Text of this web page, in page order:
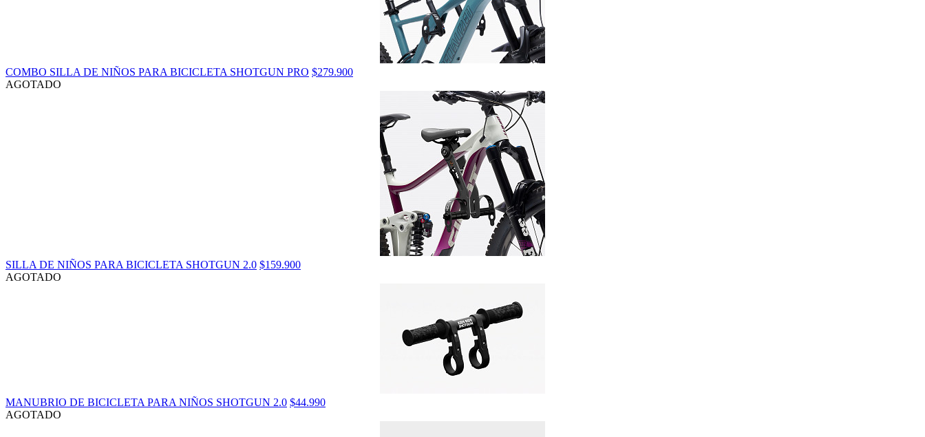
COMBO SILLA DE NIÑOS PARA BICICLETA SHOTGUN PRO $279.900
AGOTADO
SILLA DE NIÑOS PARA BICICLETA SHOTGUN 2.0 $159.900
AGOTADO
MANUBRIO DE BICICLETA PARA NIÑOS SHOTGUN 2.0 $44.990
AGOTADO